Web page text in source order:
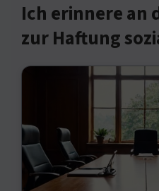
Ich erinnere an
zur Haftung